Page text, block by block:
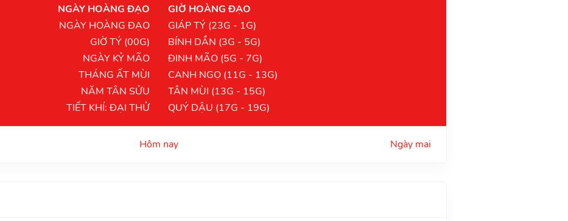
NGÀY HOÀNG ĐẠO
NGÀY HOÀNG ĐẠO
GIỜ TÝ (00G)
NGÀY KỶ MÃO
THÁNG ẤT MÙI
NĂM TÂN SỬU
TIẾT KHÍ: ĐẠI THỬ
GIỜ HOÀNG ĐẠO
GIÁP TÝ (23G - 1G)
BÍNH DẦN (3G - 5G)
ĐINH MÃO (5G - 7G)
CANH NGỌ (11G - 13G)
TÂN MÙI (13G - 15G)
QUÝ DẬU (17G - 19G)
Hôm nay Ngày mai